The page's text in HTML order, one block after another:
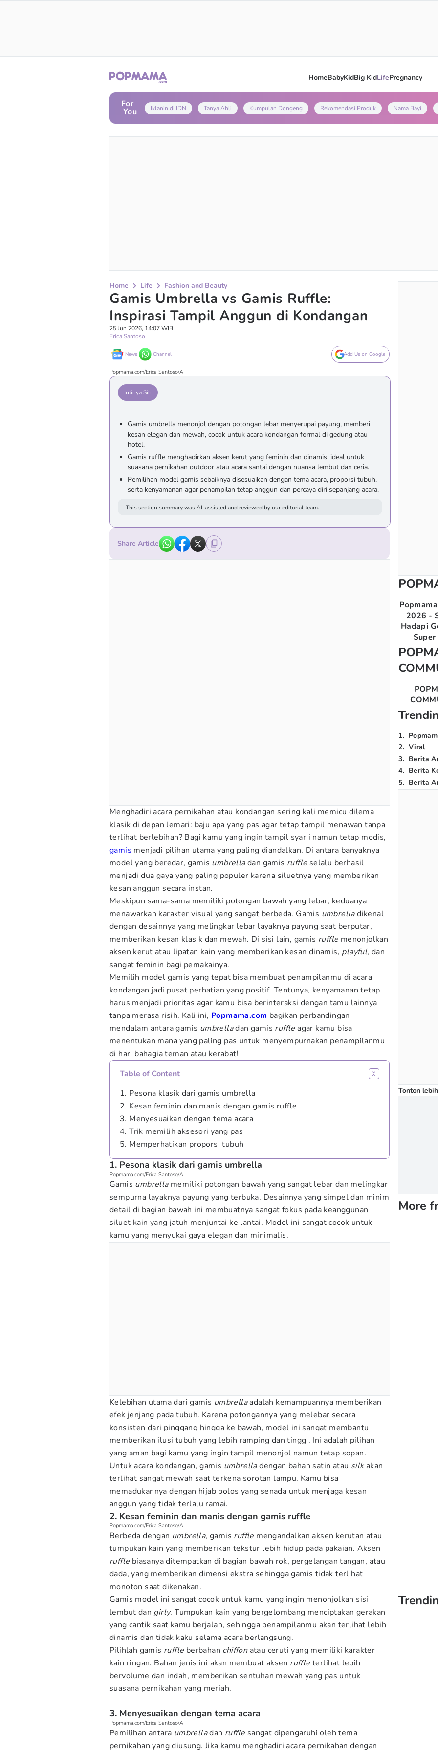
HomeBabyKidBig KidLifePregnancy
For
You Iklanin di IDN Tanya Ahli Kumpulan Dongeng Rekomendasi Produk Nama Bayi
Home Life Fashion and Beauty
Gamis Umbrella vs Gamis Ruffle:
Inspirasi Tampil Anggun di Kondangan
25 Jun 2026, 14:07 WIB
Erica Santoso
News Channel Add Us on Google
Popmama.com/Erica Santoso/AI
Intinya Sih
Gamis umbrella menonjol dengan potongan lebar menyerupai payung, memberi
kesan elegan dan mewah, cocok untuk acara kondangan formal di gedung atau
hotel.
Gamis ruffle menghadirkan aksen kerut yang feminin dan dinamis, ideal untuk
suasana pernikahan outdoor atau acara santai dengan nuansa lembut dan ceria.
Pemilihan model gamis sebaiknya disesuaikan dengan tema acara, proporsi tubuh,
serta kenyamanan agar penampilan tetap anggun dan percaya diri sepanjang acara.
This section summary was AI-assisted and reviewed by our editorial team.
Share Article
Menghadiri acara pernikahan atau kondangan sering kali memicu dilema
klasik di depan lemari: baju apa yang pas agar tetap tampil menawan tanpa
terlihat berlebihan? Bagi kamu yang ingin tampil syar'i namun tetap modis,
gamis menjadi pilihan utama yang paling diandalkan. Di antara banyaknya
model yang beredar, gamis umbrelladan gamis ruffle selalu berhasil
menjadi dua gaya yang paling populer karena siluetnya yang memberikan
kesan anggun secara instan.
Meskipun sama-sama memiliki potongan bawah yang lebar, keduanya
menawarkan karakter visual yang sangat berbeda. Gamis umbrelladikenal
dengan desainnya yang melingkar lebar layaknya payung saat berputar,
memberikan kesan klasik dan mewah. Di sisi lain, gamis ruffle menonjolkan
aksen kerut atau lipatan kain yang memberikan kesan dinamis, playful, dan
sangat feminin bagi pemakainya.
Memilih model gamis yang tepat bisa membuat penampilanmu di acara
kondangan jadi pusat perhatian yang positif. Tentunya, kenyamanan tetap
harus menjadi prioritas agar kamu bisa berinteraksi dengan tamu lainnya
tanpa merasa risih. Kali ini, Popmama.com bagikan perbandingan
mendalam antara gamis umbrelladan gamis ruffle agar kamu bisa
menentukan mana yang paling pas untuk menyempurnakan penampilanmu
di hari bahagia teman atau kerabat!
Table of Content
1. Pesona klasik dari gamis umbrella
2. Kesan feminin dan manis dengan gamis ruffle
3. Menyesuaikan dengan tema acara
4. Trik memilih aksesori yang pas
5. Memperhatikan proporsi tubuh
1. Pesona klasik dari gamis umbrella
Popmama.com/Erica Santoso/AI
Gamis umbrellamemiliki potongan bawah yang sangat lebar dan melingkar
sempurna layaknya payung yang terbuka. Desainnya yang simpel dan minim
detail di bagian bawah ini membuatnya sangat fokus pada keanggunan
siluet kain yang jatuh menjuntai ke lantai. Model ini sangat cocok untuk
kamu yang menyukai gaya elegan dan minimalis.
Kelebihan utama dari gamis umbrellaadalah kemampuannya memberikan
efek jenjang pada tubuh. Karena potongannya yang melebar secara
konsisten dari pinggang hingga ke bawah, model ini sangat membantu
memberikan ilusi tubuh yang lebih ramping dan tinggi. Ini adalah pilihan
yang aman bagi kamu yang ingin tampil menonjol namun tetap sopan.
Untuk acara kondangan, gamis umbrelladengan bahan satin atau silkakan
terlihat sangat mewah saat terkena sorotan lampu. Kamu bisa
memadukannya dengan hijab polos yang senada untuk menjaga kesan
anggun yang tidak terlalu ramai.
2. Kesan feminin dan manis dengan gamis ruffle
Popmama.com/Erica Santoso/AI
Berbeda dengan umbrella, gamis ruffle mengandalkan aksen kerutan atau
tumpukan kain yang memberikan tekstur lebih hidup pada pakaian. Aksen
ruffle biasanya ditempatkan di bagian bawah rok, pergelangan tangan, atau
dada, yang memberikan dimensi ekstra sehingga gamis tidak terlihat
monoton saat dikenakan.
Gamis model ini sangat cocok untuk kamu yang ingin menonjolkan sisi
lembut dan girly. Tumpukan kain yang bergelombang menciptakan gerakan
yang cantik saat kamu berjalan, sehingga penampilanmu akan terlihat lebih
dinamis dan tidak kaku selama acara berlangsung.
Pilihlah gamis ruffle berbahan chiffonatau ceruti yang memiliki karakter
kain ringan. Bahan jenis ini akan membuat aksen ruffle terlihat lebih
bervolume dan indah, memberikan sentuhan mewah yang pas untuk
suasana pernikahan yang meriah.
3. Menyesuaikan dengan tema acara
Popmama.com/Erica Santoso/AI
Pemilihan antara umbrelladan ruffle sangat dipengaruhi oleh tema
pernikahan yang diusung. Jika kamu menghadiri acara pernikahan dengan
2026 -
Hadapi
1.
2. Viral
3. Berita
4. Berita
5. Berita
Tonton
More